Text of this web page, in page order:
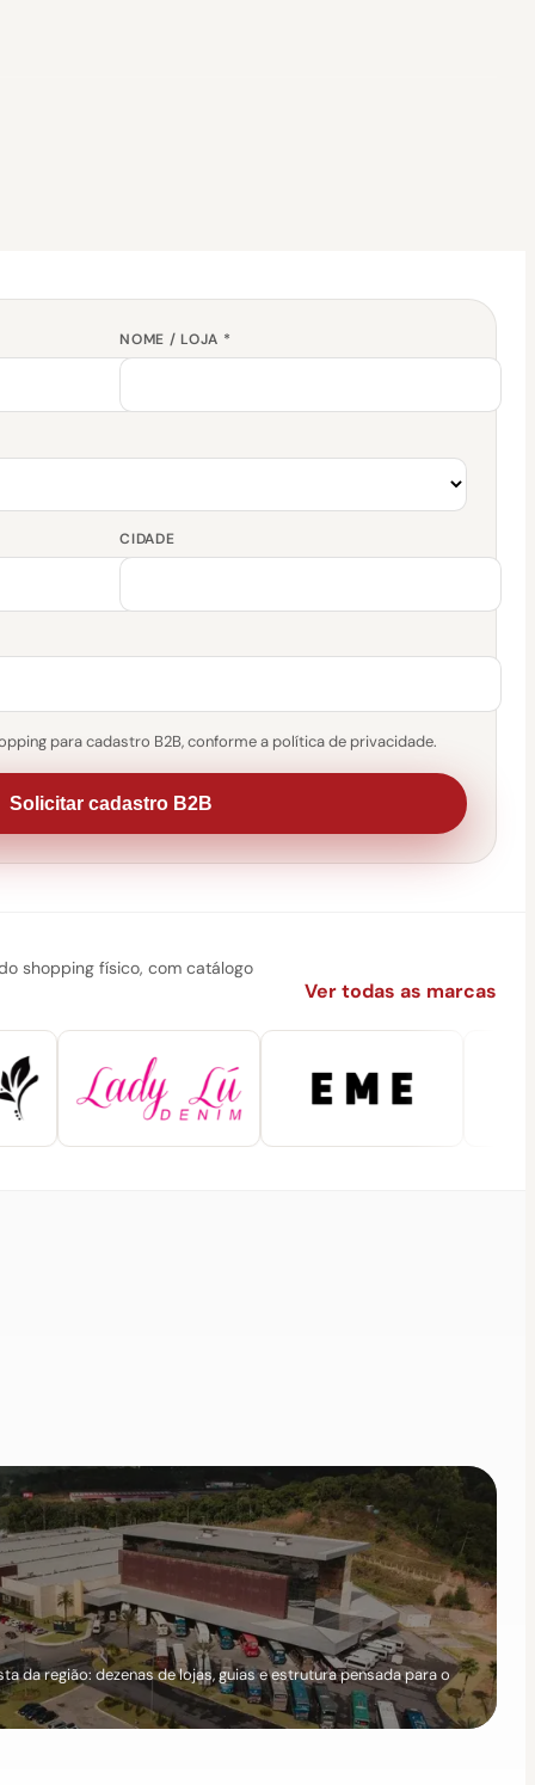
NOME / LOJA *
CIDADE
para cadastro B2B, conforme a política de privacidade.
Solicitar cadastro B2B
shopping físico, com catálogo
Ver todas as marcas
da região: dezenas de lojas, guias e estrutura pensada para o